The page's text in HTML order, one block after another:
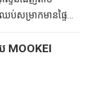
ប់សម្រាកមានផ្ទៃ
ងដ៏ល្អជាច្រើន
Bridget,
ចរបស់ខ្ញុំគឺ
MOOKEI